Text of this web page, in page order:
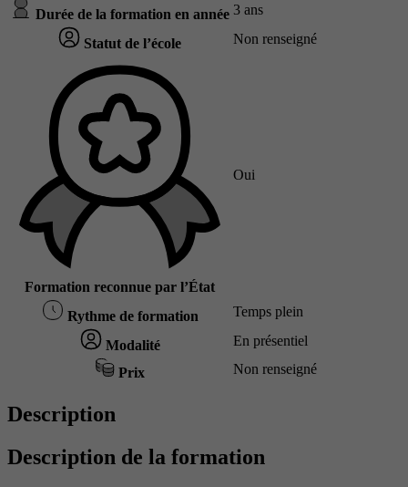
Durée de la formation en année 3 ans
Statut de l’école Non renseigné
Formation reconnue par l’État
Oui
Rythme de formation Temps plein
Modalité En présentiel
Prix Non renseigné
Description
Description de la formation